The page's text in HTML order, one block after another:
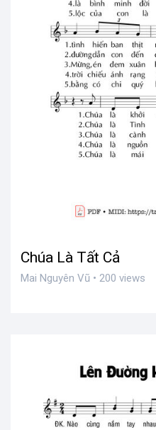
Chúa Là Tất Cả
Mai Nguyên Vũ • 200 views